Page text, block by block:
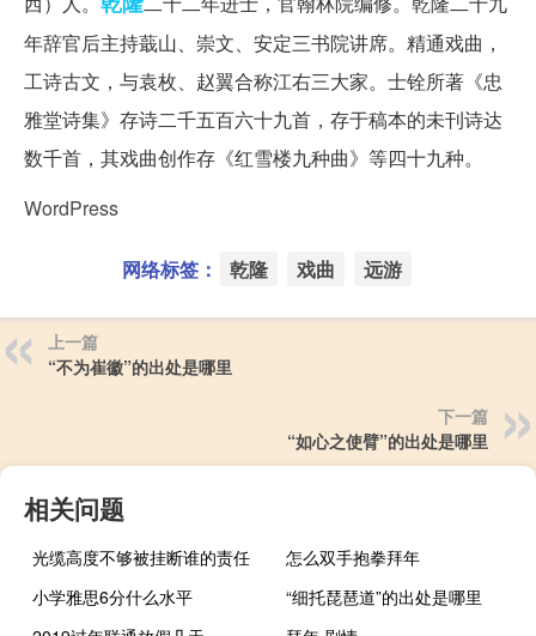
年辞官后主持蕺山、崇文、安定三书院讲席。精通戏曲，
工诗古文，与袁枚、赵翼合称江右三大家。士铨所著《忠
雅堂诗集》存诗二千五百六十九首，存于稿本的未刊诗达
数千首，其戏曲创作存《红雪楼九种曲》等四十九种。
WordPress
网络标签： 乾隆 戏曲 远游
上一篇
“不为崔徽”的出处是哪里
下一篇
“如心之使臂”的出处是哪里
相关问题
光缆高度不够被挂断谁的责任
怎么双手抱拳拜年
小学雅思6分什么水平
“细托琵琶道”的出处是哪里